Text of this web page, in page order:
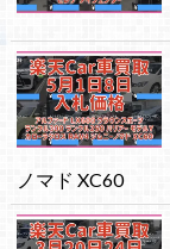
ノマド XC60